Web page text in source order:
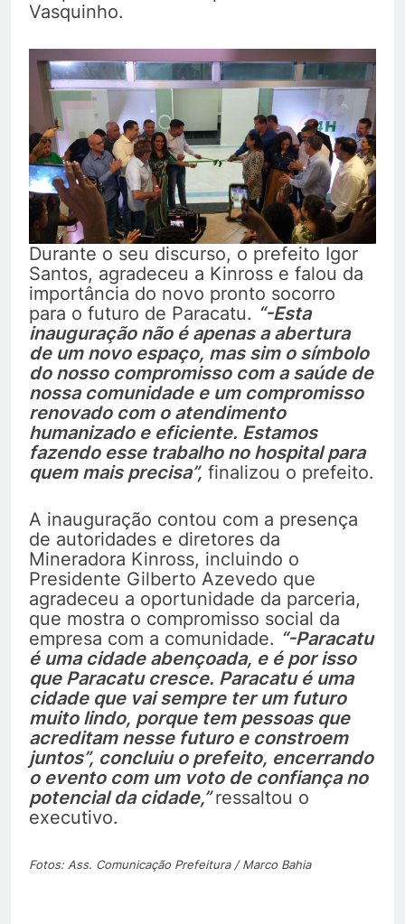
Vasquinho.
Durante o seu discurso, o prefeito Igor
Santos, agradeceu a Kinross e falou da
importância do novo pronto socorro
para o futuro de Paracatu. “-Esta
inauguração não é apenas a abertura
de um novo espaço, mas sim o símbolo
do nosso compromisso com a saúde de
nossa comunidade e um compromisso
renovado com o atendimento
humanizado e eficiente. Estamos
fazendo esse trabalho no hospital para
quem mais precisa”, finalizou o prefeito.
A inauguração contou com a presença
de autoridades e diretores da
Mineradora Kinross, incluindo o
Presidente Gilberto Azevedo que
agradeceu a oportunidade da parceria,
que mostra o compromisso social da
empresa com a comunidade. “-Paracatu
é uma cidade abençoada, e é por isso
que Paracatu cresce. Paracatu é uma
cidade que vai sempre ter um futuro
muito lindo, porque tem pessoas que
acreditam nesse futuro e constroem
juntos”, concluiu o prefeito, encerrando
o evento com um voto de confiança no
potencial da cidade,”ressaltou o
executivo.
Fotos: Ass. Comunicação Prefeitura / Marco Bahia